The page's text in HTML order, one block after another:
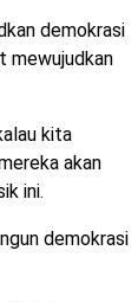
demokrasi
mewujudkan
kita
akan
ini.
demokrasi